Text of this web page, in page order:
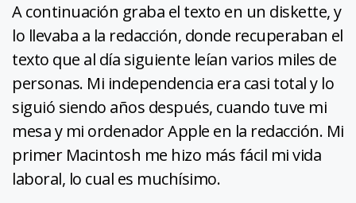
A continuación graba el texto en un diskette, y
lo llevaba a la redacción, donde recuperaban el
texto que al día siguiente leían varios miles de
personas. Mi independencia era casi total y lo
siguió siendo años después, cuando tuve mi
mesa y mi ordenador Apple en la redacción. Mi
primer Macintosh me hizo más fácil mi vida
laboral, lo cual es muchísimo.